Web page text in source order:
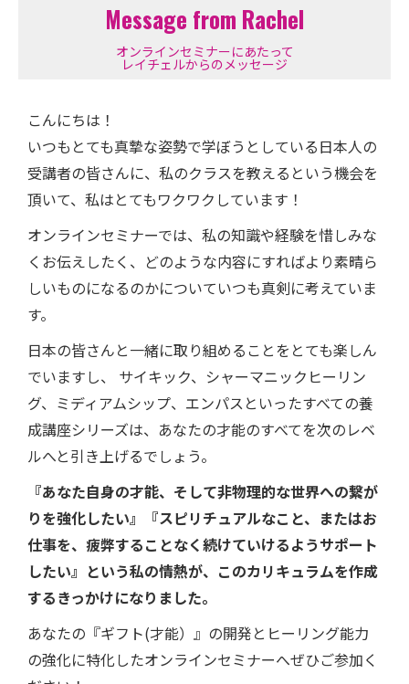
Message from Rachel
オンラインセミナーにあたって
レイチェルからのメッセージ
こんにちは！
いつもとても真摯な姿勢で学ぼうとしている日本人の
受講者の皆さんに、私のクラスを教えるという機会を
頂いて、私はとてもワクワクしています！
オンラインセミナーでは、私の知識や経験を惜しみな
くお伝えしたく、どのような内容にすればより素晴ら
しいものになるのかについていつも真剣に考えていま
す。
日本の皆さんと一緒に取り組めることをとても楽しん
でいますし、 サイキック、シャーマニックヒーリン
グ、ミディアムシップ、エンパスといったすべての養
成講座シリーズは、あなたの才能のすべてを次のレベ
ルへと引き上げるでしょう。
『あなた自身の才能、そして非物理的な世界への繋が
りを強化したい』『スピリチュアルなこと、またはお
仕事を、疲弊することなく続けていけるようサポート
したい』という私の情熱が、このカリキュラムを作成
するきっかけになりました。
あなたの『ギフト(才能）』の開発とヒーリング能力
の強化に特化したオンラインセミナーへぜひご参加く